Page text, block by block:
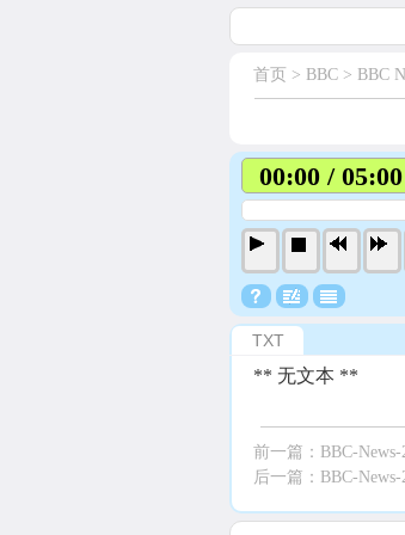
首页 > BBC > BBC
00:00 / 05:00
TXT
** 无文本 **
前一篇： BBC-
后一篇： BBC-